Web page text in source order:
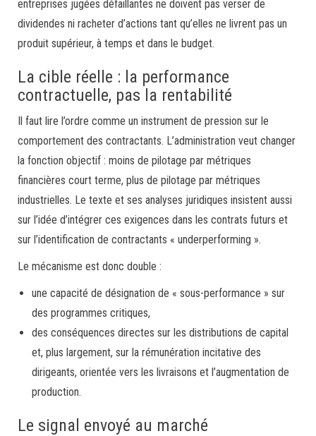
entreprises jugées défaillantes ne doivent pas verser de
dividendes ni racheter d’actions tant qu’elles ne livrent pas un
produit supérieur, à temps et dans le budget.
La cible réelle : la performance
contractuelle, pas la rentabilité
Il faut lire l’ordre comme un instrument de pression sur le
comportement des contractants. L’administration veut changer
la fonction objectif : moins de pilotage par métriques
financières court terme, plus de pilotage par métriques
industrielles. Le texte et ses analyses juridiques insistent aussi
sur l’idée d’intégrer ces exigences dans les contrats futurs et
sur l’identification de contractants « underperforming ».
Le mécanisme est donc double :
une capacité de désignation de « sous-performance » sur
des programmes critiques,
des conséquences directes sur les distributions de capital
et, plus largement, sur la rémunération incitative des
dirigeants, orientée vers les livraisons et l’augmentation de
production.
Le signal envoyé au marché